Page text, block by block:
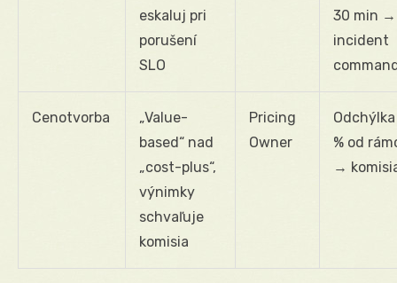
eskaluj pri
porušení
SLO
30 min →
incident
Cenotvorba
„Value-
based“ nad
„cost-plus“,
výnimky
schvaľuje
komisia
Pricing
Owner
Odchýlka
% od
→